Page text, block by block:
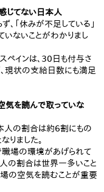
じてない日本人
「休みが不足している」
いないことがわかりまし
ペインは、30日も付与さ
現状の支給日数にも満足
気を読んで取っていな
人の割合は約6割にもの
りました。
場の環境があげられて
人の割合は世界一多いこと
の空気を読むことが重要